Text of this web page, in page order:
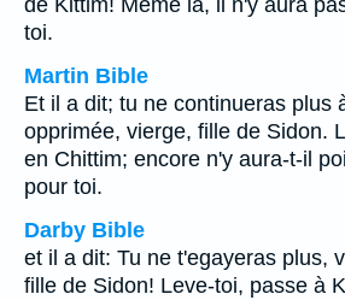
de Kittim! Même là, il n'y aura
toi.
Martin Bible
Et il a dit; tu ne continueras plus
opprimée, vierge, fille de Sidon.
en Chittim; encore n'y aura-t-il
pour toi.
Darby Bible
et il a dit: Tu ne t'egayeras plus,
fille de Sidon! Leve-toi, passe à